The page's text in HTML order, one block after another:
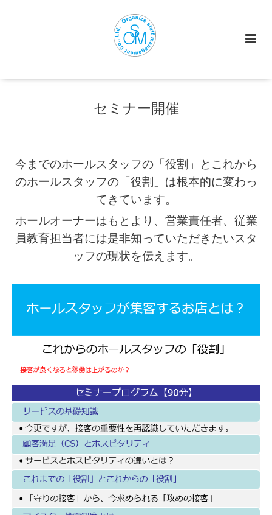
セミナー開催
今までのホールスタッフの「役割」とこれから
のホールスタッフの「役割」は根本的に変わっ
てきています。
ホールオーナーはもとより、営業責任者、従業
員教育担当者には是非知っていただきたいスタ
ッフの現状を伝えます。